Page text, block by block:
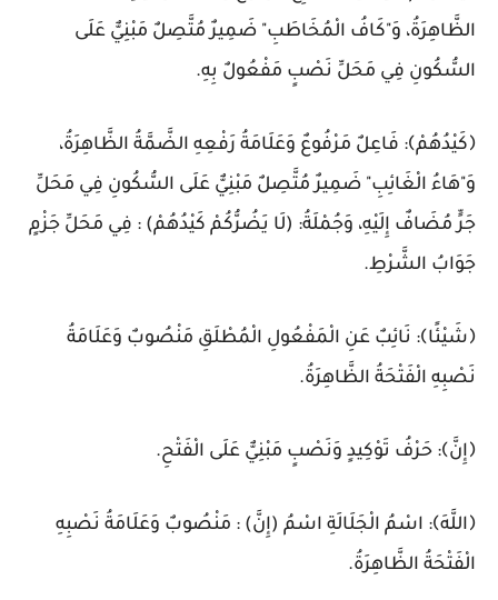
الظَّاهِرَةُ، وَ"كَافُ الْمُخَاطَبِ" ضَمِيرٌ مُتَّصِلٌ مَبْنِيٌّ عَلَى
السُّكُونِ فِي مَحَلِّ نَصْبٍ مَفْعُولٌ بِهِ.
﴿كَيْدُهُمْ﴾: فَاعِلٌ مَرْفُوعٌ وَعَلَامَةُ رَفْعِهِ الضَّمَّةُ الظَّاهِرَةُ،
وَ"هَاءُ الْغَائِبِ" ضَمِيرٌ مُتَّصِلٌ مَبْنِيٌّ عَلَى السُّكُونِ فِي مَحَلِّ
جَرٍّ مُضَافٌ إِلَيْهِ، وَجُمْلَةُ: (لَا يَضُرُّكُمْ كَيْدُهُمْ) : فِي مَحَلِّ جَزْمٍ
جَوَابُ الشَّرْطِ.
﴿شَيْئًا﴾: نَائِبٌ عَنِ الْمَفْعُولِ الْمُطْلَقِ مَنْصُوبٌ وَعَلَامَةُ
نَصْبِهِ الْفَتْحَةُ الظَّاهِرَةُ.
﴿إِنَّ﴾: حَرْفُ تَوْكِيدٍ وَنَصْبٍ مَبْنِيٌّ عَلَى الْفَتْحِ.
﴿اللَّهَ﴾: اسْمُ الْجَلَالَةِ اسْمُ (إِنَّ) : مَنْصُوبٌ وَعَلَامَةُ نَصْبِهِ
الْفَتْحَةُ الظَّاهِرَةُ.